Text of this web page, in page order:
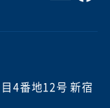
4番地12号 新宿